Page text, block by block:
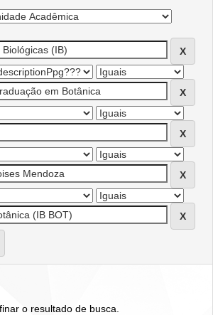
o resultado de busca.